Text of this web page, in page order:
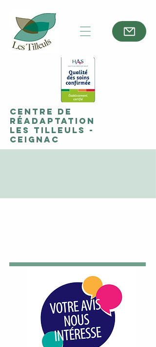
Centre de
réadaptation
Les Tilleuls -
Ceignac